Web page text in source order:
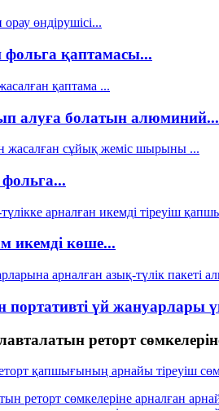
қаптамасы...
алуға болатын алюминий...
икемді көше...
үй жануарлары
реторт